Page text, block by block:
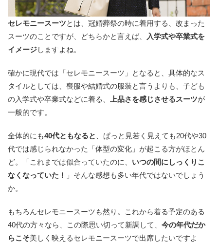
セレモニースーツとは、冠婚葬祭の時に着用する、改まった
スーツのことですが、どちらかと言えば、
入学式や卒業式を
イメージしますよね。
確かに現代では「セレモニースーツ」となると、具体的なス
タイルとしては、喪服や結婚式の服装と言うよりも、子ども
の入学式や卒業式などに着る、
上品さを感じさせるスーツが
一般的です。
全体的にも40代ともなると
、ぱっと見若く見えても20代や30
代では感じられなかった「体型の変化」が起こる方がほとん
ど。「これまでは似合っていたのに、 いつの間にしっくりこ
なくなっていた！
」そんな感想も多い年代ではないでしょう
か。
もちろんセレモニースーツも然り。これから着る予定のある
40代の方々なら、この際思い切って新調して、 今の年代だか
らこそ美しく映えるセレモニースーツで出席したいですよ